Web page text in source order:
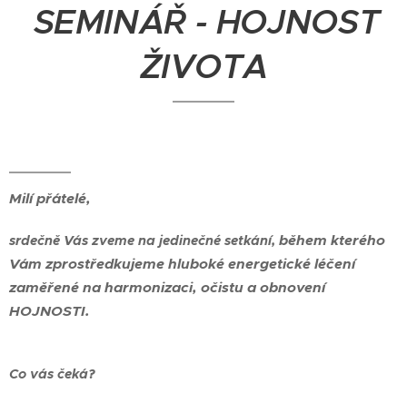
SEMINÁŘ - HOJNOST
ŽIVOTA
Milí přátelé,
srdečně Vás zveme na jedinečné setkání, během kterého
Vám zprostředkujeme hluboké energetické léčení
zaměřené na harmonizaci, očistu a obnovení
HOJNOSTI.
Co vás čeká?